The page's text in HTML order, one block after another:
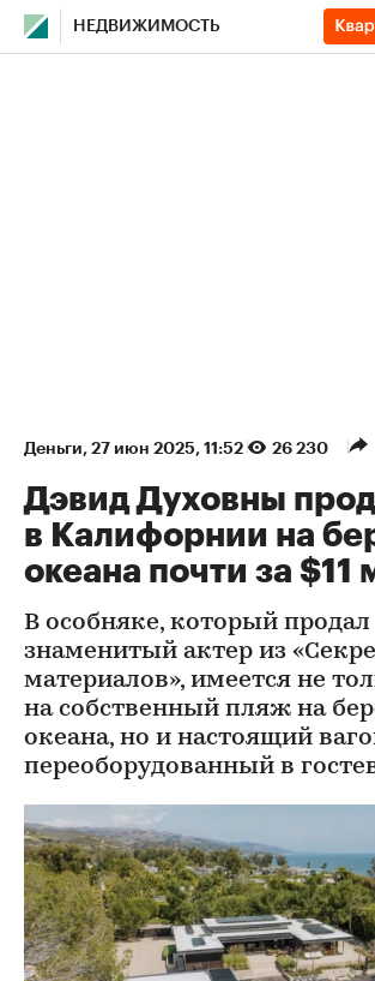
НЕДВИЖИМОСТЬ
Деньги⁠, 27 июн 2025, 11:52 26 230
Дэвид Духовны
в Калифорнии на
океана почти за $11
В особняке, который продал
знаменитый актер из
материалов», имеется не
на собственный пляж на
океана, но и настоящий
переоборудованный в